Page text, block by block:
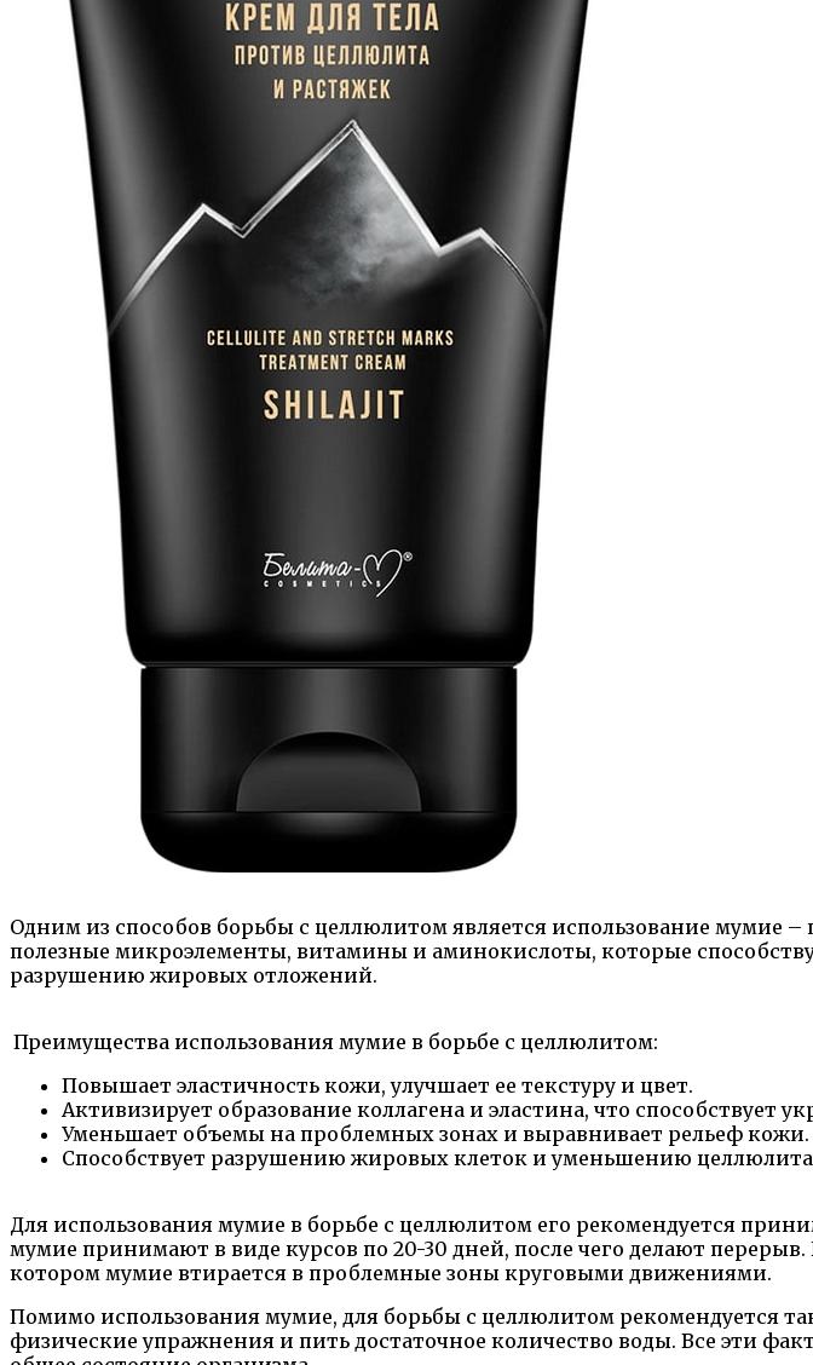
Одним из способов борьбы с целлюлитом является использование мумие
полезные микроэлементы, витамины и аминокислоты, которые
разрушению жировых отложений.
Преимущества использования мумие в борьбе с целлюлитом:
Повышает эластичность кожи, улучшает ее текстуру и цвет.
Активизирует образование коллагена и эластина, что способствует
Уменьшает объемы на проблемных зонах и выравнивает рельеф кожи.
Способствует разрушению жировых клеток и уменьшению
Для использования мумие в борьбе с целлюлитом его рекомендуется
мумие принимают в виде курсов по 20-30 дней, после чего делают
котором мумие втирается в проблемные зоны круговыми движениями.
Помимо использования мумие, для борьбы с целлюлитом рекомендуется
физические упражнения и пить достаточное количество воды. Все эти